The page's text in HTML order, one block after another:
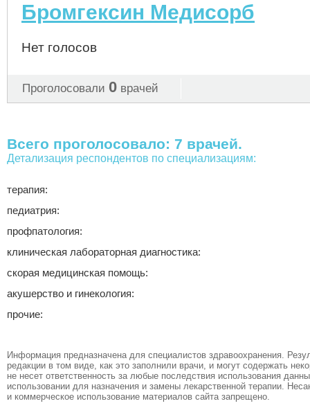
Бромгексин Медисорб
Нет голосов
Проголосовали 0 врачей
Всего проголосовало: 7 врачей.
Детализация респондентов по специализациям:
терапия:
педиатрия:
профпатология:
клиническая лабораторная диагностика:
скорая медицинская помощь:
акушерство и гинекология:
прочие:
Информация предназначена для специалистов здравоохранения.
редакции в том виде, как это заполнили врачи, и могут содержать
не несет ответственность за любые последствия использования
использовании для назначения и замены лекарственной терапии.
и коммерческое использование материалов сайта запрещено.